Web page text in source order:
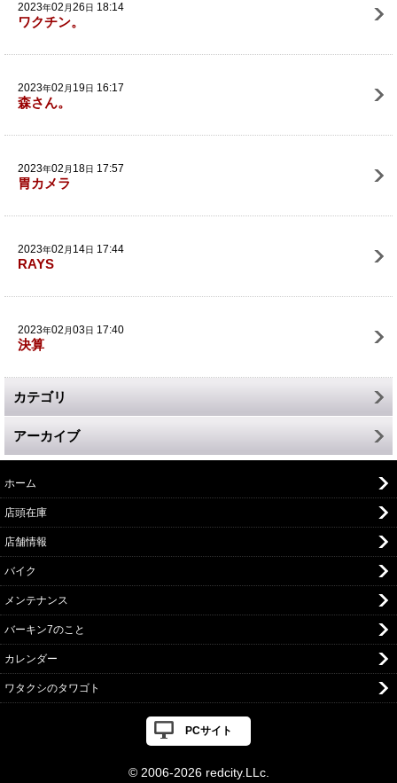
2023年02 月26日 18:14
ワクチン。
2023年02 月 19日 16:17
森さん。
2023年02 月 18日 17:57
胃カメラ
2023年02 月 14日 17:44
RAYS
2023年02 月03日 17:40
決算
カテゴリ
アーカイブ
ホーム
店頭在庫
店舗情報
バイク
メンテナンス
バーキン7のこと
カレンダー
ワタクシのタワゴト
PCサイト
© 2006-2026 redcity.LLc.